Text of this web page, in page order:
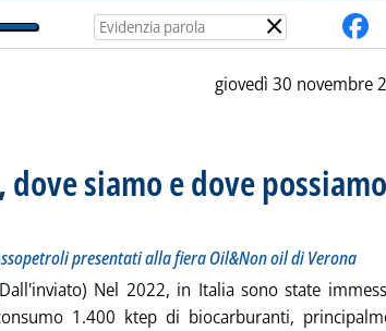
×
giovedì 30 novembre
siamo e dove possiamo
presentati alla fiera Oil&Non oil di Verona
Nel 2022, in Italia sono state
1.400 ktep di biocarburanti,